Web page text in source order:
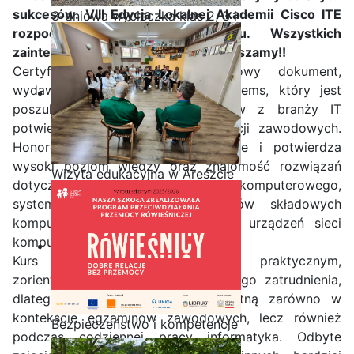
3-dniowa wycieczka klas 2, 3 i
4 technikum w Bieszczady
Wizyta edukacyjna w Areszcie
Śledczym w Radomiu
Bezpieczeństwo i kompetencje
uczniów - nasz priorytet
sukcesów. VIII Edycja Lokalnej Akademii Cisco ITE
rozpocznie się w tym roku. Wszystkich
zainteresowanych serdecznie zapraszamy!!
Certyfikat ten to międzynarodowy dokument,
wydawany przez firmę Cisco Systems, który jest
poszukiwanym przez pracodawców z branży IT
potwierdzeniem wysokich kwalifikacji zawodowych.
Honorowany jest na całym świecie i potwierdza
wysoki poziom wiedzy oraz znajomość rozwiązań
dotyczących działania sprzętu komputerowego,
systemów operacyjnych, elementów składowych
komputera oraz podstaw działania urządzeń sieci
komputerowych.
Kurs ITE był kursem bardzo praktycznym,
zorientowanym w kierunku przyszłego zatrudnienia,
dlatego obejmował wiedzę przydatną zarówno w
kontekście egzaminów zawodowych, lecz również
podczas codziennej pracy informatyka. Odbyte